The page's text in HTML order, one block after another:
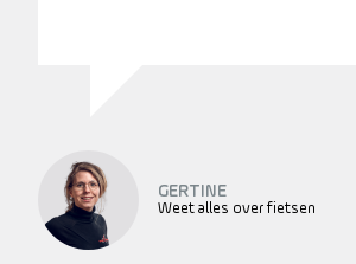
GERTINE
Weet alles over fietsen